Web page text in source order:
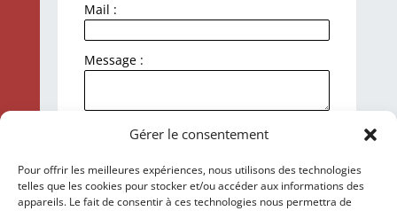
Gérer le consentement
Pour offrir les meilleures expériences, nous utilisons des technologies
telles que les cookies pour stocker et/ou accéder aux informations des
appareils. Le fait de consentir à ces technologies nous permettra de
Mail :
Message :
J'accepte la politique de
données personnelles.
Envoyer